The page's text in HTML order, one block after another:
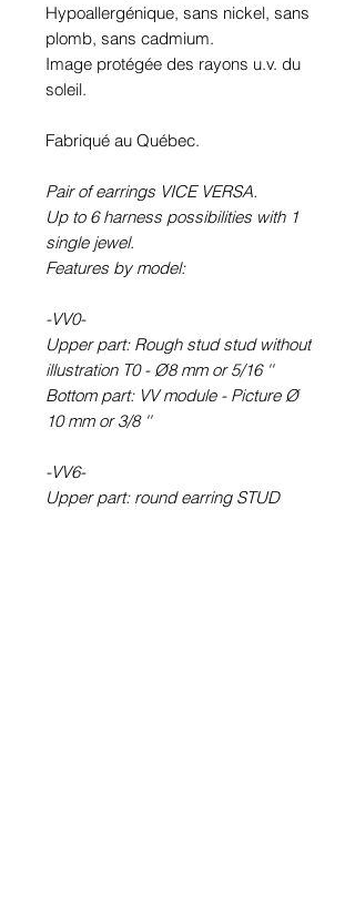
Hypoallergénique, sans nickel, sans
plomb, sans cadmium.
Image protégée des rayons u.v. du
soleil.
Fabriqué au Québec.
Pair of earrings VICE VERSA.
Up to 6 harness possibilities with 1
single jewel.
Features by model:
-VV0-
Upper part: Rough stud stud without
illustration T0 - Ø8 mm or 5/16 ''
Bottom part: VV module - Picture Ø
10 mm or 3/8 ''
-VV6-
Upper part: round earring STUD